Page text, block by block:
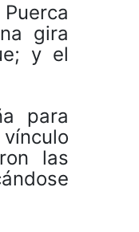
gira
y el
para
las